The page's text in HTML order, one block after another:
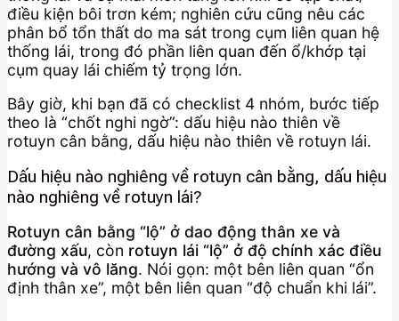
điều kiện bôi trơn kém; nghiên cứu cũng nêu các
phân bổ tổn thất do ma sát trong cụm liên quan hệ
thống lái, trong đó phần liên quan đến ổ/khớp tại
cụm quay lái chiếm tỷ trọng lớn.
Bây giờ, khi bạn đã có checklist 4 nhóm, bước tiếp
theo là “chốt nghi ngờ”: dấu hiệu nào thiên về
rotuyn cân bằng, dấu hiệu nào thiên về rotuyn lái.
Dấu hiệu nào nghiêng về rotuyn cân bằng, dấu hiệu
nào nghiêng về rotuyn lái?
Rotuyn cân bằng “lộ” ở dao động thân xe và
đường xấu, còn rotuyn lái “lộ” ở độ chính xác điều
hướng và vô lăng. Nói gọn: một bên liên quan “ổn
định thân xe”, một bên liên quan “độ chuẩn khi lái”.